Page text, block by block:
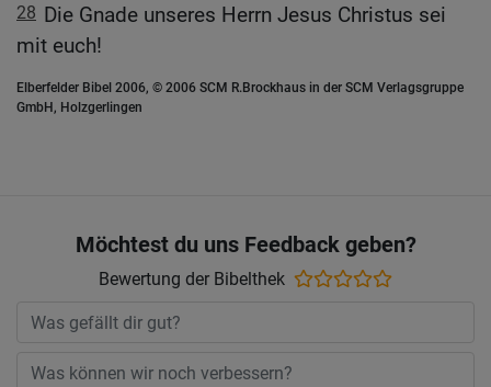
28 Die Gnade unseres Herrn Jesus Christus sei
mit euch!
Elberfelder Bibel 2006, © 2006 SCM R.Brockhaus in der SCM Verlagsgruppe
GmbH, Holzgerlingen
Möchtest du uns Feedback geben?
Bewertung der Bibelthek